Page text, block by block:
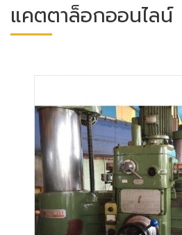
แคตตาล็อกออนไลน์